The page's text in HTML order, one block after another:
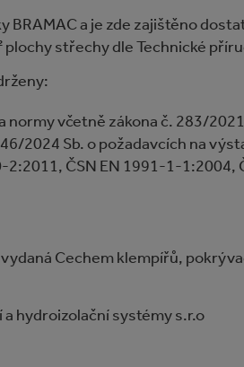
a je zde zajištěno
střechy dle Technické
včetně zákona č. 283/
2024 Sb. o požadavcích na
ČSN EN 1991-1-1:2004,
Cechem klempířů,
hydroizolační systémy s.r.o